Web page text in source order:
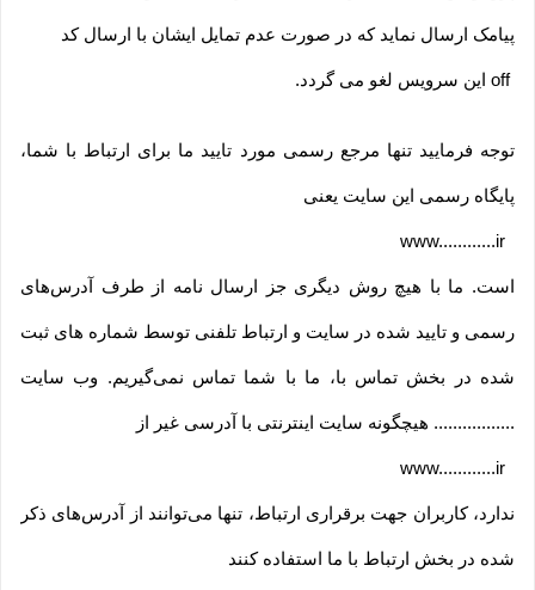
پیامک ارسال نماید که در صورت عدم تمایل ایشان با ارسال کد
off این سرویس لغو می گردد.
توجه فرمایید تنها مرجع رسمی مورد تایید ما برای ارتباط با شما،
پایگاه رسمی این سایت یعنی
www............ir
است. ما با هیچ روش دیگری جز ارسال نامه از طرف آدرس‏‌های
رسمی و تایید شده در سایت و ارتباط تلفنی توسط شماره های ثبت
شده در بخش تماس با، ما با شما تماس نمی‌‏گیریم. وب سایت
................. هیچگونه سایت اینترنتی با آدرسی غیر از
www............ir
ندارد، کاربران جهت برقراری ارتباط، تنها می‏‌توانند از آدرس‌‏های ذکر
شده در بخش ارتباط با ما استفاده کنند